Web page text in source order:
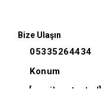
Bize Ulaşın
05335264434
Konum
[email protected]